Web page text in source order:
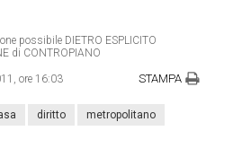
possibile DIETRO ESPLICITO
di CONTROPIANO
ore 16:03 STAMPA
diritto metropolitano